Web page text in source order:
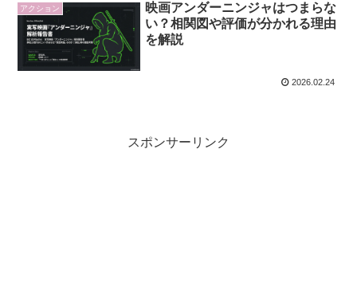
アクション
映画アンダーニンジャはつまらな
い？相関図や評価が分かれる理由
を解説
2026.02.24
スポンサーリンク